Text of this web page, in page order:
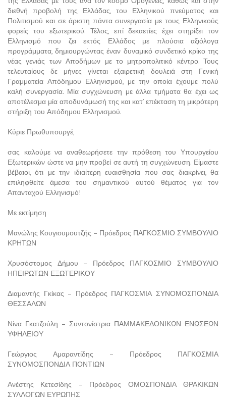
διεθνή προβολή της Ελλάδας, του Ελληνικού πνεύματος και
Πολιτισμού και σε άριστη πάντα συνεργασία με τους Ελληνικούς
φορείς του εξωτερικού. Τέλος, επί δεκαετίες έχει στηρίξει τον
Ελληνισμό που ζει εκτός Ελλάδος με πλούσια αξιόλογα
προγράμματα, δημιουργώντας έναν δυναμικό συνδετικό κρίκο της
νέας γενιάς των Αποδήμων με το μητροπολιτικό κέντρο. Τους
τελευταίους δε μήνες γίνεται εξαιρετική δουλειά στη Γενική
Γραμματεία Απόδημου Ελληνισμού, με την οποία έχουμε πολύ
καλή συνεργασία. Μία συγχώνευση με άλλα τμήματα θα έχει ως
αποτέλεσμα μία αποδυνάμωσή της και κατ’ επέκταση τη μικρότερη
στήριξη του Απόδημου Ελληνισμού.
Κύριε Πρωθυπουργέ,
σας καλούμε να αναθεωρήσετε την πρόθεση του Υπουργείου
Εξωτερικών ώστε να μην προβεί σε αυτή τη συγχώνευση. Είμαστε
βέβαιοι, ότι με την ιδιαίτερη ευαισθησία που σας διακρίνει, θα
επιληφθείτε άμεσα του σημαντικού αυτού θέματος για τον
Απανταχού Ελληνισμό!
Με εκτίμηση
Μανώλης Κουγιουμουτζής – Πρόεδρος ΠΑΓΚΟΣΜΙΟ ΣΥΜΒΟΥΛΙΟ
ΚΡΗΤΩΝ
Χρυσόστομος Δήμου – Πρόεδρος ΠΑΓΚΟΣΜΙΟ ΣΥΜΒΟΥΛΙΟ
ΗΠΕΙΡΩΤΩΝ ΕΞΩΤΕΡΙΚΟΥ
Διαμαντής Γκίκας – Πρόεδρος ΠΑΓΚΟΣΜΙΑ ΣΥΝΟΜΟΣΠΟΝΔΙΑ
ΘΕΣΣΑΛΩΝ
Νίνα Γκατζούλη – Συντονίστρια ΠΑΜΜΑΚΕΔΟΝΙΚΩΝ ΕΝΩΣΕΩΝ
ΥΦΗΛΕΙΟΥ
Γεώργιος Αμαραντίδης – Πρόεδρος ΠΑΓΚΟΣΜΙΑ
ΣΥΝΟΜΟΣΠΟΝΔΙΑ ΠΟΝΤΙΩΝ
Ανέστης Κετεσίδης – Πρόεδρος ΟΜΟΣΠΟΝΔΙΑ ΘΡΑΚΙΚΩΝ
ΣΥΛΛΟΓΩΝ ΕΥΡΩΠΗΣ